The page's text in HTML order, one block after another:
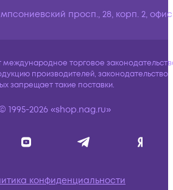
просп., 28, корп. 2,
торговое
производителей, законодательство
запрещает такие поставки.
1995-2026 «shop.nag.ru»
конфиденциальности